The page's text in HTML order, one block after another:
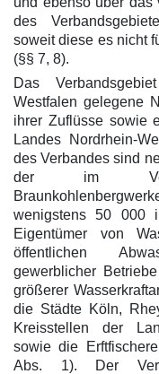
des
soweit diese es nicht
(§§ 7, 8).
Das
Westfalen gelegene
ihrer Zuflüsse sowie
Landes Nordrhein-
des Verbandes sind
der im
wenigstens 50 000
Eigentümer von
öffentlichen
gewerblicher
größerer
die Städte Köln,
Kreisstellen der
sowie die
Abs. 1). Der